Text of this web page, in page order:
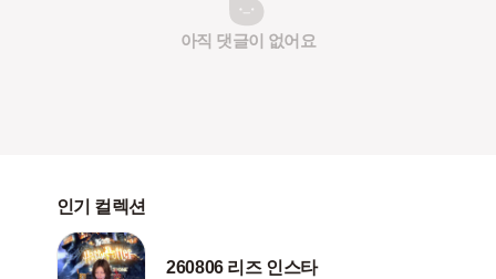
아직 댓글이 없어요
인기 컬렉션
260806 리즈 인스타